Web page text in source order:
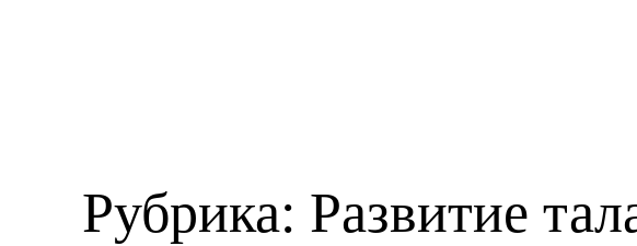
Рубрика: Развитие